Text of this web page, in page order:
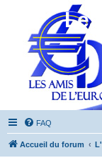
FAQ
Accueil du forum